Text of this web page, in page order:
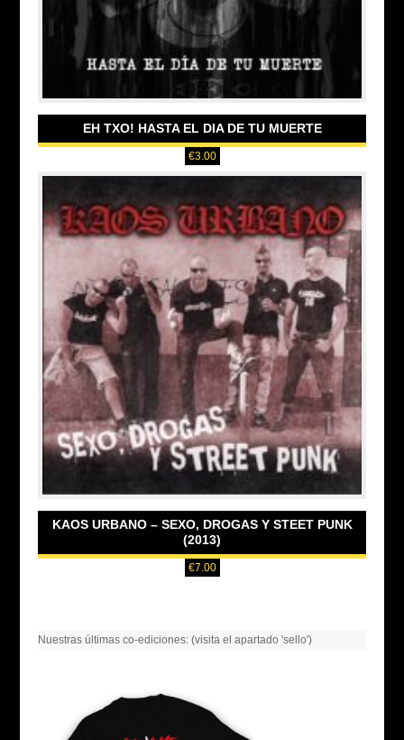
EH TXO! HASTA EL DIA DE TU MUERTE
€3.00
KAOS URBANO – SEXO, DROGAS Y STEET PUNK
(2013)
€7.00
Nuestras últimas co-ediciones: (visita el apartado 'sello')